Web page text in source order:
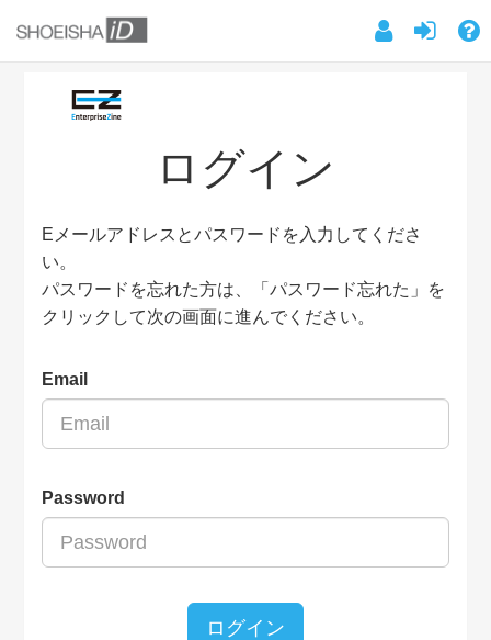
ログイン
Eメールアドレスとパスワードを入力してくださ
い。
パスワードを忘れた方は、「パスワード忘れた」を
クリックして次の画面に進んでください。
Email
Password
ログイン